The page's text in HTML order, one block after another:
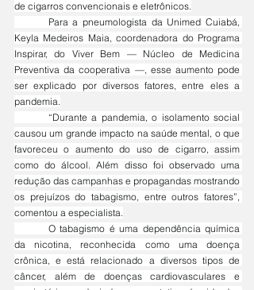
de cigarros convencionais e eletrônicos.
Keyla Medeiros Maia, coordenadora do Programa
Inspirar, do Viver Bem — Núcleo de Medicina
Preventiva da cooperativa —, esse aumento pode
ser explicado por diversos fatores, entre eles a
pandemia.
causou um grande impacto na saúde mental, o que
favoreceu o aumento do uso de cigarro, assim
como do álcool. Além disso foi observado uma
redução das campanhas e propagandas mostrando
os prejuízos do tabagismo, entre outros fatores”,
comentou a especialista.
da nicotina, reconhecida como uma doença
crônica, e está relacionado a diversos tipos de
câncer, além de doenças cardiovasculares e